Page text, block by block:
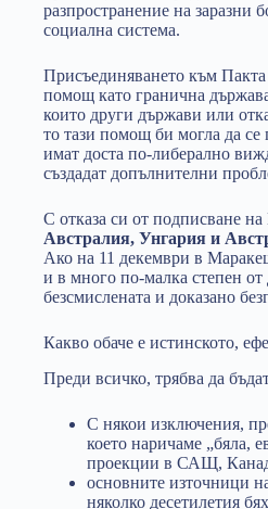
разпространение на заразни
социална система.
Присъединяването към
помощ като гранична
които други държави или
то тази помощ би могла да се
имат доста по-либерално
създадат допълнителни
С отказа си от подписване на
Австралия, Унгария и
Ако на 11 декември в
и в много по-малка степен
безсмислената и доказано
Какво обаче е истинското,
Преди всичко, трябва да
С някои изключения,
което наричаме „бяла,
проекции в САЩ,
основните източници
няколко десетилетия